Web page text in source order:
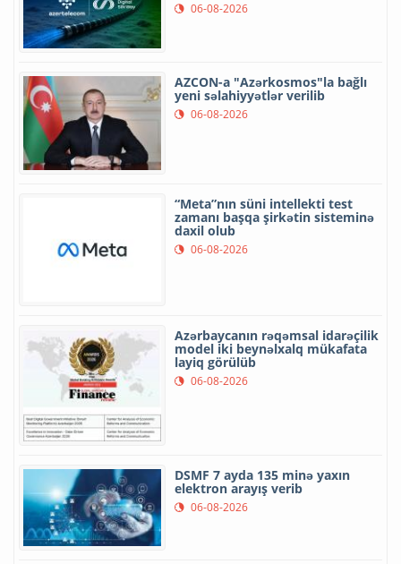
06-08-2026
AZCON-a "Azərkosmos"la bağlı
yeni səlahiyyətlər verilib
06-08-2026
“Meta”nın süni intellekti test
zamanı başqa şirkətin sisteminə
daxil olub
06-08-2026
Azərbaycanın rəqəmsal idarəçilik
model iki beynəlxalq mükafata
layiq görülüb
06-08-2026
DSMF 7 ayda 135 minə yaxın
elektron arayış verib
06-08-2026